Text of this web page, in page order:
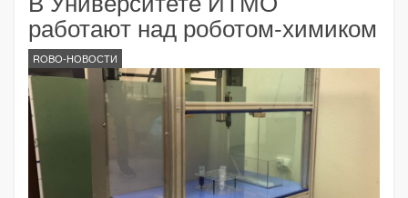
работают над роботом-химиком
ROBO-НОВОСТИ